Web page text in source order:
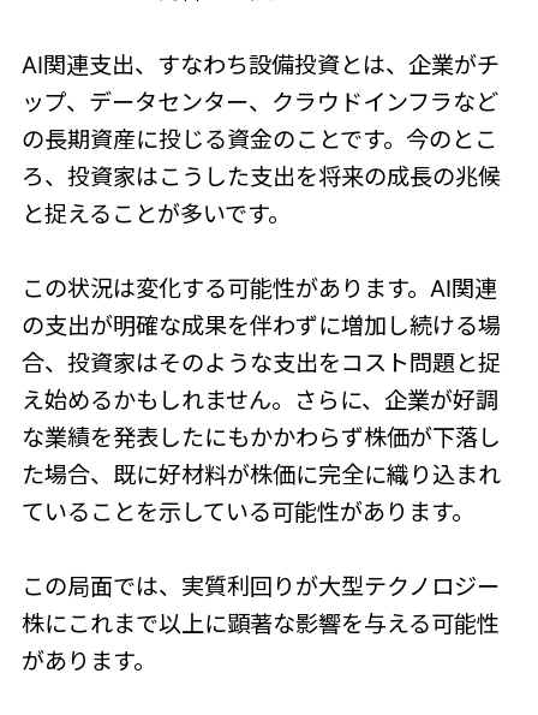
AI関連支出、すなわち設備投資とは、企業がチ
ップ、データセンター、クラウドインフラなど
の長期資産に投じる資金のことです。今のとこ
ろ、投資家はこうした支出を将来の成長の兆候
と捉えることが多いです。
この状況は変化する可能性があります。AI関連
の支出が明確な成果を伴わずに増加し続ける場
合、投資家はそのような支出をコスト問題と捉
え始めるかもしれません。さらに、企業が好調
な業績を発表したにもかかわらず株価が下落し
た場合、既に好材料が株価に完全に織り込まれ
ていることを示している可能性があります。
この局面では、実質利回りが大型テクノロジー
株にこれまで以上に顕著な影響を与える可能性
があります。